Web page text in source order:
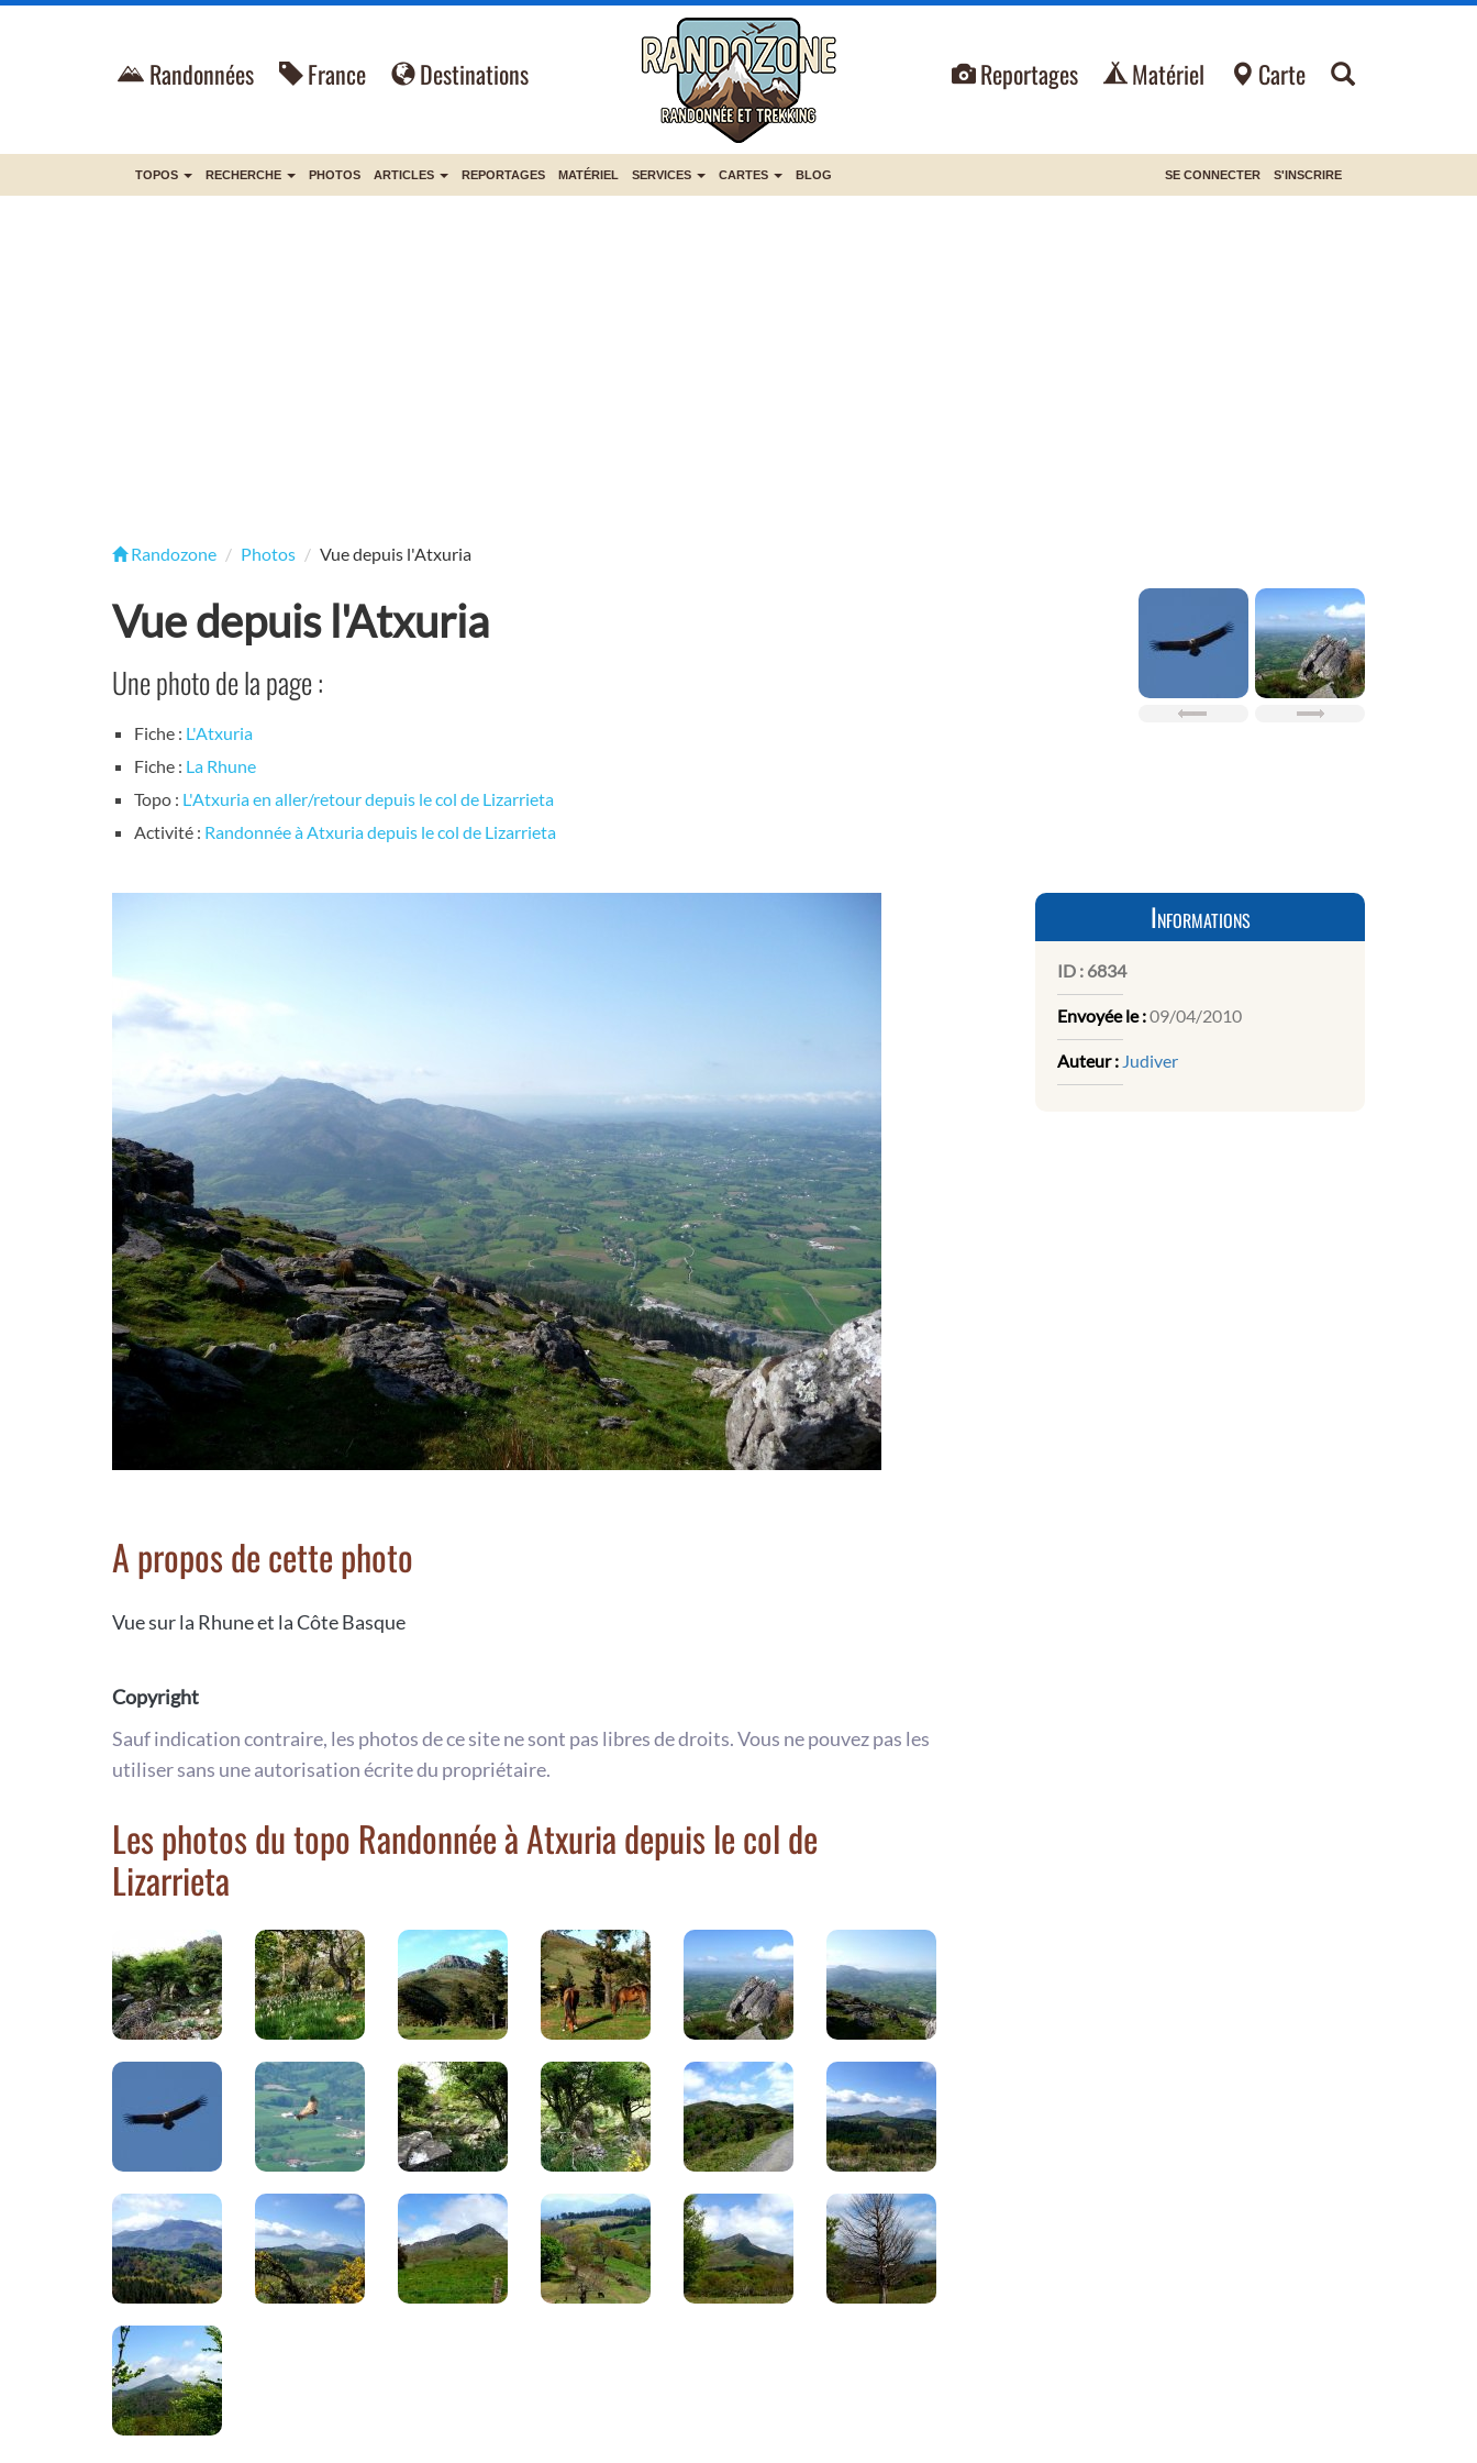
Randonnées France Destinations Reportages Matériel Carte
TOPOS RECHERCHE PHOTOS ARTICLES REPORTAGES MATÉRIEL SERVICES CARTES BLOG SE CONNECTER S'INSCRIRE
Randozone Photos Vue depuis l'Atxuria
Vue depuis l'Atxuria
Une photo de la page :
Fiche : L'Atxuria
Fiche : La Rhune
Topo : L'Atxuria en aller/retour depuis le col de Lizarrieta
Activité : Randonnée à Atxuria depuis le col de Lizarrieta
A propos de cette photo
Vue sur la Rhune et la Côte Basque
Copyright
Sauf indication contraire, les photos de ce site ne sont pas libres de droits. Vous ne pouvez pas les
utiliser sans une autorisation écrite du propriétaire.
Les photos du topo Randonnée à Atxuria depuis le col de
Lizarrieta
Informations
ID : 6834
Envoyée le :09/04/2010
Auteur : Judiver